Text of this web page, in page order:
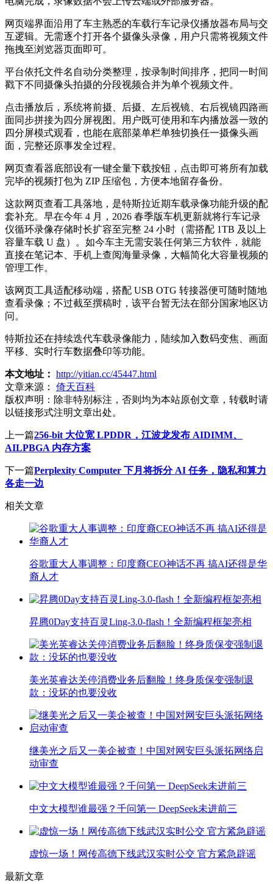
网页端界面沿用了车主熟悉的车载行车记录仪播放器布局与交
互逻辑。无需逐个打开各个摄像头录像，用户只需将视频文件
拖拽至浏览器页面即可。
平台依托文件名自动分类整理，按录制时间排序，把同一时间
戳下不同摄像头拍摄的分段视频合并为单个视频文件。
点击播放后，系统将前摄、后摄、左后视镜、右后视镜四路画
面同步拼接为四分屏视图。用户既可使用和车内播放器一致的
四分屏模式观看，也能在底部菜单栏单独切换任一摄像头画
面，完整还原事发全过程。
网页查看器底部设有一键全量下载按钮，点击即可将所有加载
完毕的视频打包为 ZIP 压缩包，方便本地留存备份。
这款网页查看工具落地，是特斯拉近期车载录像功能升级的配
套补充。早在今年 4 月，2026 春季版车机更新就将行车记录
仪循环录像存储时长扩容至完整 24 小时（需搭配 1TB 及以上
容量车载 U 盘）。如今车主无需安装任何第三方软件，就能
直接在笔记本、手机上查阅海量录像，大幅简化大容量视频的
管理工作。
该网页工具适配移动端，搭配 USB OTG 转接器便可随时随地
查看录像；不过截至撰稿时，该平台暂无法在部分国家地区访
问。
特斯拉还在持续迭代车载录像能力，陆续加入数码变焦、画面
平移、实时行车数据叠印等功能。
本文地址： http://yitian.cc/45447.html
文章来源：
倚天百科
版权声明： 除非特别标注，否则均为本站原创文章，转载时请
以链接形式注明文章出处。
上一篇256-bit 大位宽 LPDDR，江波龙发布 AIDIMM、
AILPBGA 内存方案
下一篇Perplexity Computer 下月将拆分 AI 任务，隐私和算力
各走一边
相关文章
谷歌重大人事调整：印度裔CEO神话不再 搞AI还得是华
裔人才
昇腾0Day支持百灵Ling-3.0-flash！全新编程框架亮相
美光英睿达关停消费业务后翻脸！终身质保变强制退
款：没坏的也要没收
继美光之后又一美企被查！中国对网安巨头派拓网络启
动审查
中文大模型谁最强？千问第一 DeepSeek未进前三
虚惊一场！网传高德下线武汉实时公交 官方紧急辟谣
最新文章